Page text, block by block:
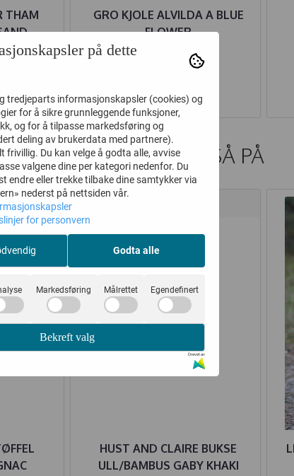
THAM
GRO KJOLE ALVILDA A BLUE
FLOWER
493,-
Kjøp
SÅ PÅ DETTE SÅ OGSÅ PÅ
HUST AND CLAIRE BUKSE
ULL/BAMBUS GABY KHAKI
på dette
tredjeparts informasjonskapsler (cookies) og
for å sikre grunnleggende funksjoner,
og for å tilpasse markedsføring og
deling av brukerdata med partnere).
frivillig. Du kan velge å godta alle, avvise
valgene dine per kategori nedenfor. Du
endre eller trekke tilbake dine samtykker via
nederst på nettsiden vår.
for personvern
Godta alle
Markedsføring Målrettet Egendefinert
Bekreft valg
Drevet av